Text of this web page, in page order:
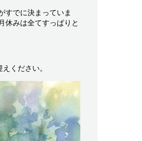
すでに決まっていま
休みは全てすっぱりと
ください。